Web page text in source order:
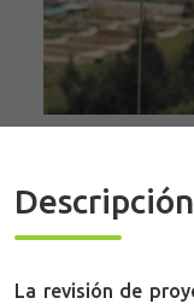
Descripción
La revisión de